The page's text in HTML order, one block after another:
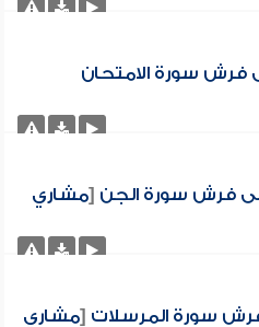
فرش سورة الامتحان
فرش سورة الجن [مشاري
سورة المرسلات [مشاري